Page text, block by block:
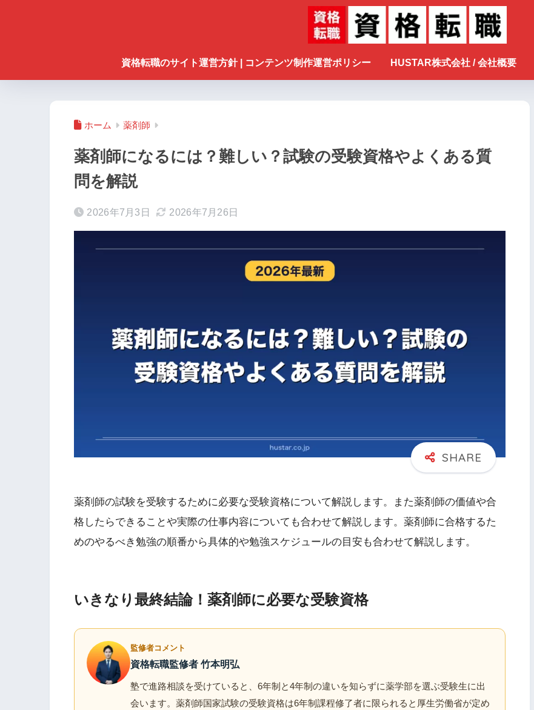
資格転職のサイト運営方針 | コンテンツ制作運営ポリシー HUSTAR株式会社 / 会社概要
ホーム 薬剤師
薬剤師になるには？難しい？試験の受験資格やよくある質
問を解説
2026年7月3日 2026年7月26日
薬剤師の試験を受験するために必要な受験資格について解説します。また薬剤師の価値や合
格したらできることや実際の仕事内容についても合わせて解説します。薬剤師に合格するた
めのやるべき勉強の順番から具体的や勉強スケジュールの目安も合わせて解説します。
いきなり最終結論！薬剤師に必要な受験資格
監修者コメント
資格転職監修者 竹本明弘
塾で進路相談を受けていると、6年制と4年制の違いを知らずに薬学部を選ぶ受験生に出
会います。薬剤師国家試験の受験資格は6年制課程修了者に限られると厚生労働省が定め